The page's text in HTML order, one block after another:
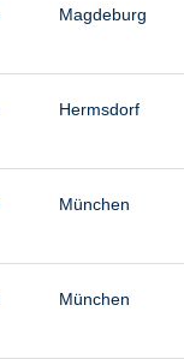
Magdeburg
Hermsdorf
München
München